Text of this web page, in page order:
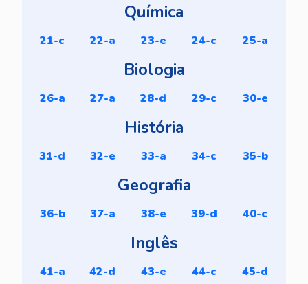
Química
21-c 22-a 23-e 24-c 25-a
Biologia
26-a 27-a 28-d 29-c 30-e
História
31-d 32-e 33-a 34-c 35-b
Geografia
36-b 37-a 38-e 39-d 40-c
Inglês
41-a 42-d 43-e 44-c 45-d